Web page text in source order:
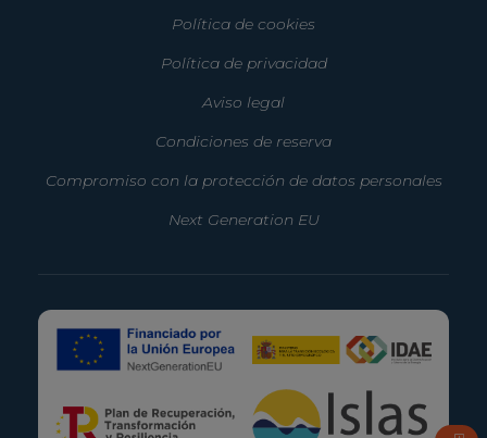
Política de cookies
Política de privacidad
Aviso legal
Condiciones de reserva
Compromiso con la protección de datos personales
Next Generation EU